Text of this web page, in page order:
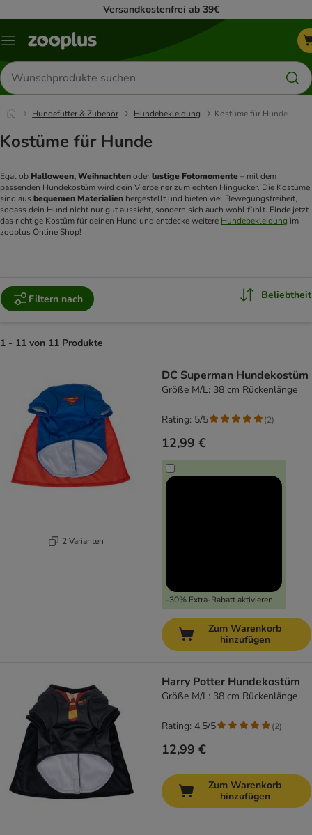
Versandkostenfrei ab 39€
Menü
Produkte
suchen
Hundefutter & Zubehör Hundebekleidung Kostüme für Hunde
Kostüme für Hunde
Egal ob Halloween, Weihnachten oder lustige Fotomomente – mit dem
passenden Hundekostüm wird dein Vierbeiner zum echten Hingucker. Die Kostüme
sind aus bequemen Materialien hergestellt und bieten viel Bewegungsfreiheit,
sodass dein Hund nicht nur gut aussieht, sondern sich auch wohl fühlt. Finde jetzt
das richtige Kostüm für deinen Hund und entdecke weitere Hundebekleidung im
Filtern nach Beliebtheit
1 - 11 von 11 Produkte
2 Varianten
DC Superman Hundekostüm
Größe M/L: 38 cm Rückenlänge
12,99 €
-30% Extra-Rabatt aktivieren
Rating: 5/5 (2)
Zum Warenkorb
hinzufügen
Harry Potter Hundekostüm
Größe M/L: 38 cm Rückenlänge
12,99 €
Rating: 4.5/5 (2)
Zum Warenkorb
hinzufügen